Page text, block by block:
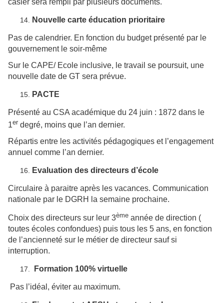
casier sera rempli par plusieurs documents.
Nouvelle carte éducation prioritaire
Pas de calendrier. En fonction du budget présenté par le
gouvernement le soir-même
Sur le CAPE/ Ecole inclusive, le travail se poursuit, une
nouvelle date de GT sera prévue.
PACTE
Présenté au CSA académique du 24 juin : 1872 dans le
1er degré, moins que l’an dernier.
Répartis entre les activités pédagogiques et l’engagement
annuel comme l’an dernier.
Evaluation des directeurs d’école
Circulaire à paraitre après les vacances. Communication
nationale par le DGRH la semaine prochaine.
Choix des directeurs sur leur 3ème année de direction (
toutes écoles confondues) puis tous les 5 ans, en fonction
de l’ancienneté sur le métier de directeur sauf si
interruption.
Formation 100% virtuelle
Pas l’idéal, éviter au maximum.